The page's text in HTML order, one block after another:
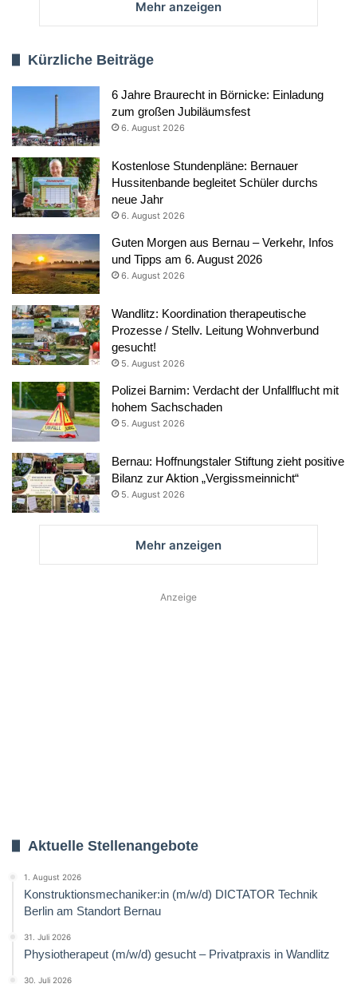
Mehr anzeigen
Kürzliche Beiträge
6 Jahre Braurecht in Börnicke: Einladung
zum großen Jubiläumsfest
6. August 2026
Kostenlose Stundenpläne: Bernauer
Hussitenbande begleitet Schüler durchs
neue Jahr
6. August 2026
Guten Morgen aus Bernau – Verkehr, Infos
und Tipps am 6. August 2026
6. August 2026
Wandlitz: Koordination therapeutische
Prozesse / Stellv. Leitung Wohnverbund
gesucht!
5. August 2026
Polizei Barnim: Verdacht der Unfallflucht mit
hohem Sachschaden
5. August 2026
Bernau: Hoffnungstaler Stiftung zieht positive
Bilanz zur Aktion „Vergissmeinnicht“
5. August 2026
Mehr anzeigen
Anzeige
Aktuelle Stellenangebote
1. August 2026
Konstruktionsmechaniker:in (m/w/d) DICTATOR Technik
Berlin am Standort Bernau
31. Juli 2026
Physiotherapeut (m/w/d) gesucht – Privatpraxis in Wandlitz
30. Juli 2026